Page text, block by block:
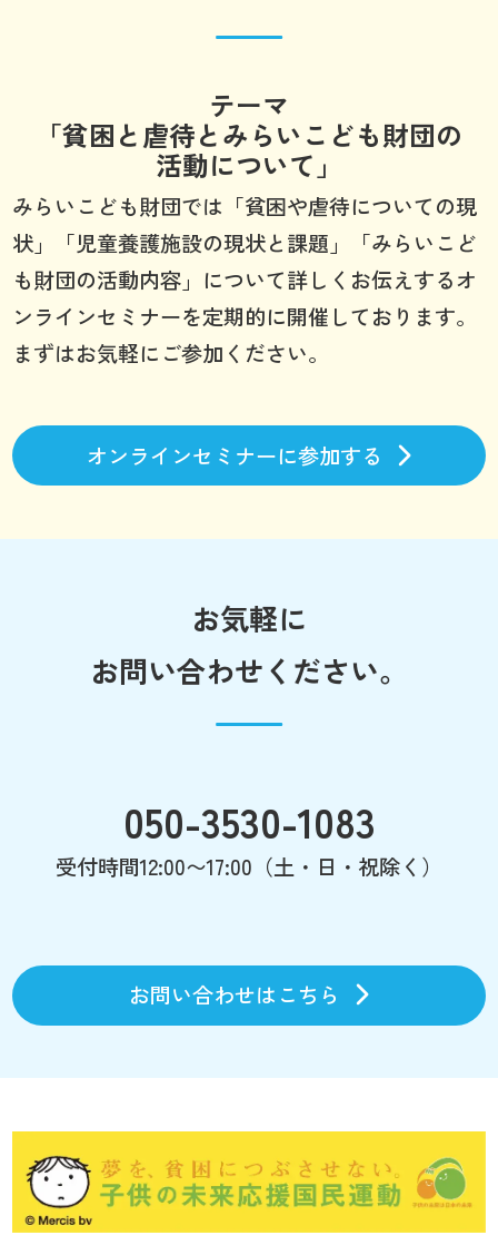
テーマ
「貧困と虐待とみらいこども財団の
活動について」
みらいこども財団では「貧困や虐待についての現
状」「児童養護施設の現状と課題」「みらいこど
も財団の活動内容」について詳しくお伝えするオ
ンラインセミナーを定期的に開催しております。
まずはお気軽にご参加ください。
オンラインセミナーに参加する
お気軽に
お問い合わせください。
050-3530-1083
受付時間12:00〜17:00（土・日・祝除く）
お問い合わせはこちら